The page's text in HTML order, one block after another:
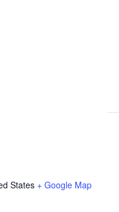
States + Google Map